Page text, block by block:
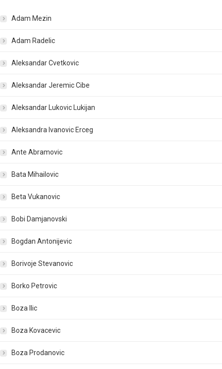
Adam Mezin
Adam Radelic
Aleksandar Cvetkovic
Aleksandar Jeremic Cibe
Aleksandar Lukovic Lukijan
Aleksandra Ivanovic Erceg
Ante Abramovic
Bata Mihailovic
Beta Vukanovic
Bobi Damjanovski
Bogdan Antonijevic
Borivoje Stevanovic
Borko Petrovic
Boza Ilic
Boza Kovacevic
Boza Prodanovic